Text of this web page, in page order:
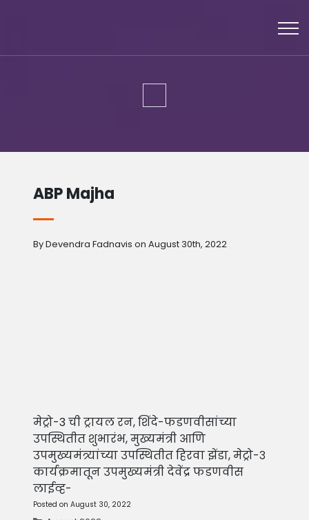
ABP Majha
By Devendra Fadnavis on August 30th, 2022
मेट्रो-3 ची ट्रायल रन, शिंदे-फडणवीसांच्या
उपस्थितीत शुभारंभ, मुख्यमंत्री आणि
उपमुख्यमंत्र्यांच्या उपस्थितीत हिरवा झेंडा, मेट्रो-३
कार्यक्रमातून उपमुख्यमंत्री देवेंद्र फडणवीस
लाईव्ह-
Posted on August 30, 2022